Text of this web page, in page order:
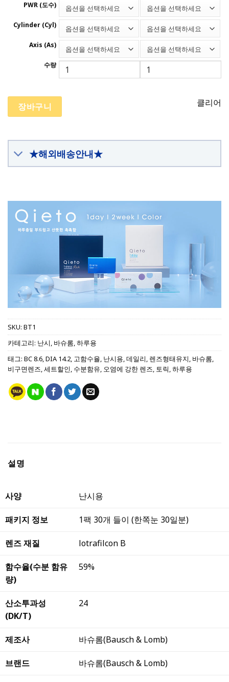
PWR (도수)
Cylinder (Cyl)
Axis (As)
수량
옵션을 선택하세요
옵션을 선택하세요
옵션을 선택하세요
옵션을 선택하세요
옵션을 선택하세요
옵션을 선택하세요
클리어
장바구니
★해외배송안내★
SKU: BT1
카테고리: 난시, 바슈롬,하루용
태그: BC 8.6,DIA 14.2, 고함수율, 난시용,데일리, 렌즈형태유지, 바슈롬,
비구면렌즈,세트할인, 수분함유, 오염에 강한 렌즈, 토릭,하루용
설명
사양 난시용
패키지 정보 1팩 30개 들이 (한쪽눈 30일분)
렌즈 재질 lotrafilcon B
함수율(수분 함유
량)
59%
산소투과성
(DK/T)
24
제조사 바슈롬(Bausch & Lomb)
브랜드 바슈롬(Bausch & Lomb)